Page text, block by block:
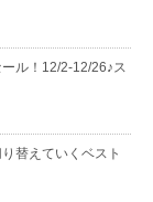
ル！12/2-12/26♪ス
替えていくベスト